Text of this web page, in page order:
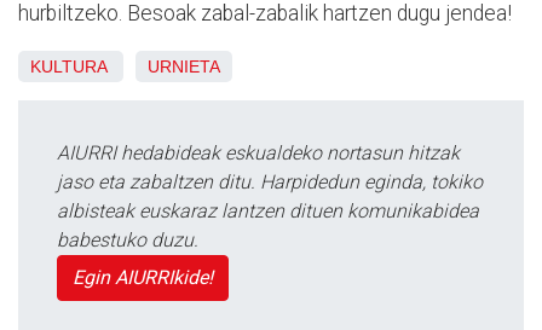
hurbiltzeko. Besoak zabal-zabalik hartzen dugu jendea!
KULTURA URNIETA
AIURRI hedabideak eskualdeko nortasun hitzak
jaso eta zabaltzen ditu. Harpidedun eginda, tokiko
albisteak euskaraz lantzen dituen komunikabidea
babestuko duzu.
Egin AIURRIkide!